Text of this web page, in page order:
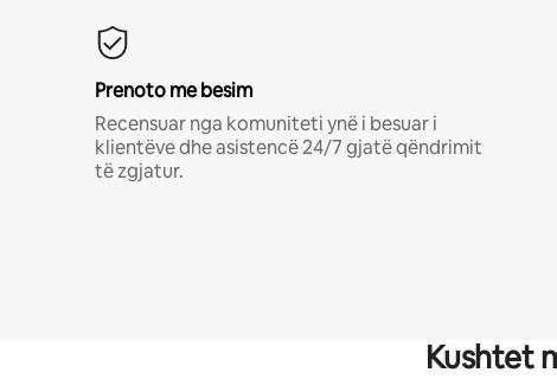
Prenoto me besim
Recensuar nga komuniteti ynë i besuar i
klientëve dhe asistencë 24/7 gjatë qëndrimit
të zgjatur.
Kushtet